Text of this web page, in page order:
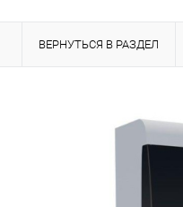
ВЕРНУТЬСЯ В РАЗДЕЛ